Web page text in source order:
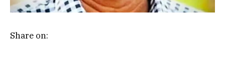
Share on: